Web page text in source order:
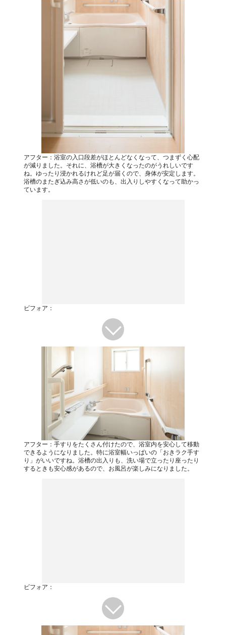
アフター：浴室の入口段差がほとんどなくなって、つまずく心配
が減りました。それに、浴槽が大きくなったのがうれしいです
ね。ゆったり浸かれるけれど足が届くので、身体が安定します。
浴槽のまたぎ込み高さが低いのも、出入りしやすくなって助かっ
ています。
ビフォア：
アフター：手すりをたくさん付けたので、浴室内を安心して移動
できるようになりました。特に浴室幅いっぱいの「おきラク手す
り」がいいですね。浴槽の出入りも、洗い場で立ったり座ったり
するときも安心感があるので、お風呂が楽しみになりました。
ビフォア：